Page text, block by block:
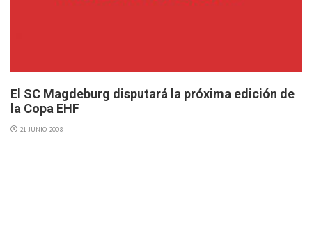
El SC Magdeburg disputará la próxima edición de
la Copa EHF
21 JUNIO 2008